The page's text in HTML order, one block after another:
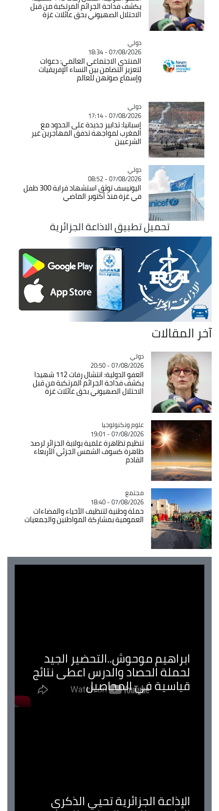
يكشف فداحة الجرائم المرتكبة من قبل
الاحتلال الصهيوني بحق عائلات غزة
Catégorie
دولي
07/08/2026 - 18:34
المنتدى الاجتماعي العالمي: دعوات
لتعزيز التضامن بين النساء الإفريقيات
وإسماع صوتهن للعالم
Catégorie
دولي
07/08/2026 - 17:14
إسبانيا: تدابير جديدة على الحدود مع
المغرب لمواجهة تدفق المهاجرين غير
الشرعيين
Catégorie
دولي
07/08/2026 - 08:52
اليونيسف توثق استشهاد قرابة 300 طفل
في غزة منذ أكتوبر الماضي
تحميل تطبيق الاذاعة الجزائرية
آخر المقالات
Catégorie
دولي
07/08/2026 - 20:50
العفو الدولية: انتشال رفات 112 شهيدا
يكشف فداحة الجرائم المرتكبة من قبل
الاحتلال الصهيوني بحق عائلات غزة
Catégorie
علوم وتكنولوجيا
07/08/2026 - 19:01
تنظيم تظاهرة علمية بولاية الجزائر لرصد
ظاهرة كسوف الشمس الجزئي الأربعاء
القادم
Catégorie
مجتمع
07/08/2026 - 18:40
حملة وطنية لتنظيف الأحياء والفضاءات
العمومية بمشاركة المواطنين والجمعيات
ابراهيم موحوش..التحضير الجيد
لحملة الحصاد والدرس اعطى نتائج
قياسية في المحاصيل
الإذاعة الجزائرية تحيي الذكرى